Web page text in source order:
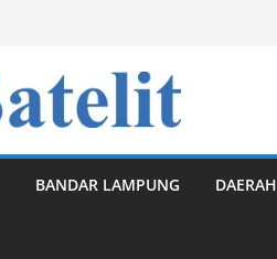
BANDAR LAMPUNG DAERAH